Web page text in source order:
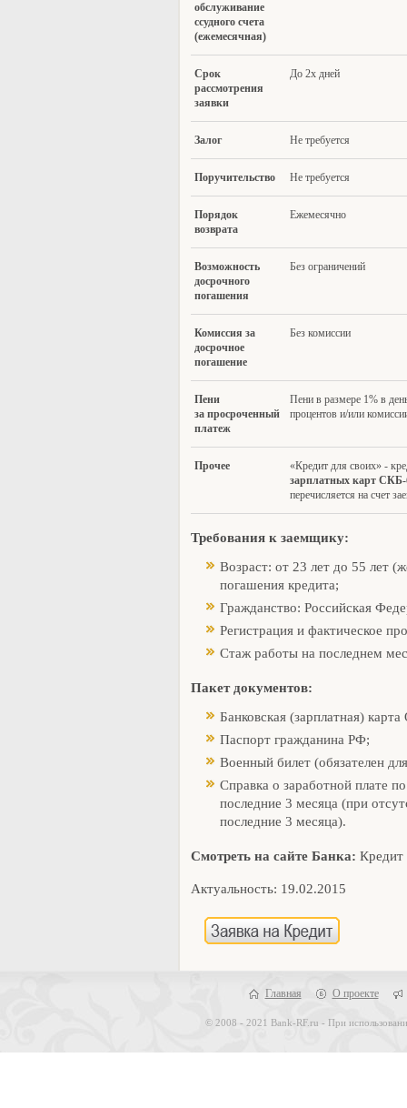
обслуживание
ссудного счета
(ежемесячная)
Срок
рассмотрения
заявки
До 2х дней
Залог Не требуется
Поручительство Не требуется
Порядок
возврата
Ежемесячно
Возможность
досрочного
погашения
Без ограничений
Комиссия за
досрочное
погашение
Без комиссии
Пени
за просроченный
платеж
Пени в размере 1% в
процентов и/или
Прочее
«Кредит для своих» -
зарплатных карт СКБ-
перечисляется на счет
Требования к заемщику:
Возраст: от 23 лет до 55 лет
погашения кредита;
Гражданство: Российская
Регистрация и фактическое
Стаж работы на последнем
Пакет документов:
Банковская (зарплатная)
Паспорт гражданина РФ;
Военный билет (обязателен
Справка о заработной плате
последние 3 месяца (при
последние 3 месяца).
Смотреть на сайте Банка: Кредит
Актуальность: 19.02.2015
Главная О проекте
© 2008 - 2021 Bank-RF.ru - При